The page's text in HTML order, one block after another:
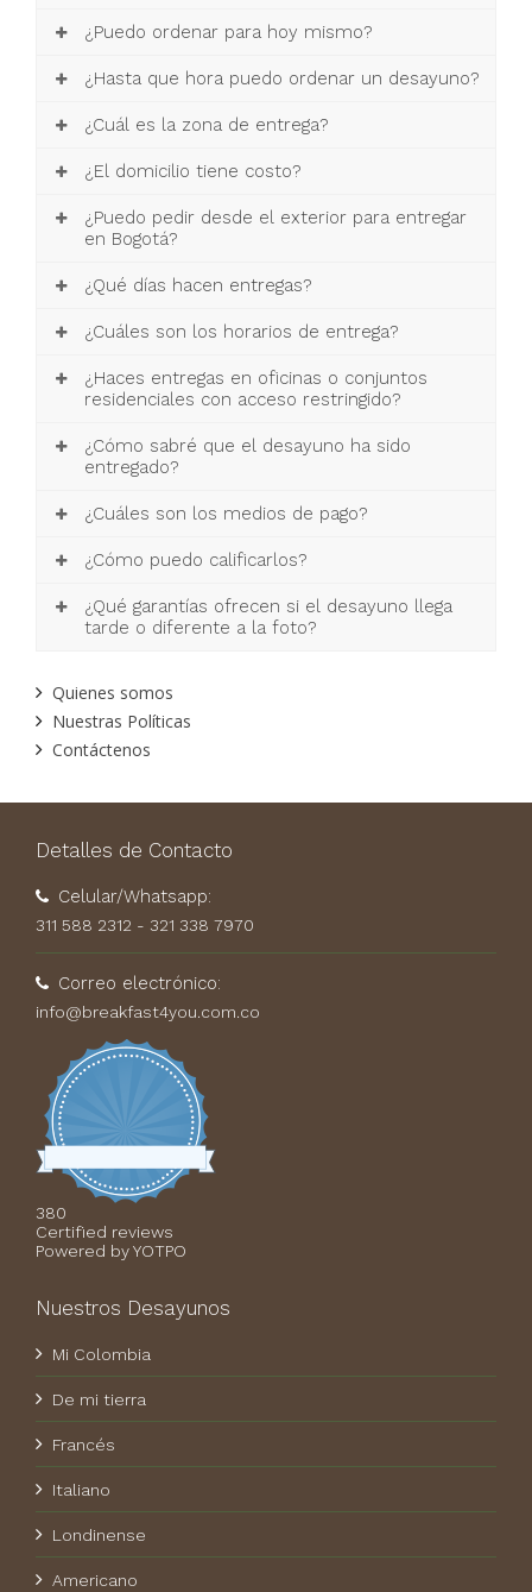
¿Puedo ordenar para hoy mismo?
¿Hasta que hora puedo ordenar un desayuno?
¿Cuál es la zona de entrega?
¿El domicilio tiene costo?
¿Puedo pedir desde el exterior para entregar
en Bogotá?
¿Qué días hacen entregas?
¿Cuáles son los horarios de entrega?
¿Haces entregas en oficinas o conjuntos
residenciales con acceso restringido?
¿Cómo sabré que el desayuno ha sido
entregado?
¿Cuáles son los medios de pago?
¿Cómo puedo calificarlos?
¿Qué garantías ofrecen si el desayuno llega
tarde o diferente a la foto?
Quienes somos
Nuestras Políticas
Contáctenos
Detalles de Contacto
Celular/Whatsapp:
311 588 2312 - 321 338 7970
Correo electrónico:
info@breakfast4you.com.co
380
4.7
star
Certified reviews
Powered by YOTPO
Nuestros Desayunos
Mi Colombia
De mi tierra
Francés
Italiano
Londinense
Americano